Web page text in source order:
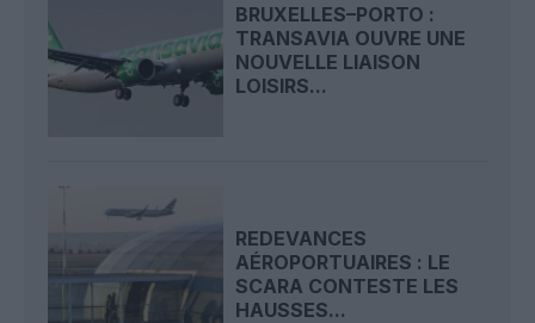
BRUXELLES–PORTO :
TRANSAVIA OUVRE UNE
NOUVELLE LIAISON
LOISIRS...
REDEVANCES
AÉROPORTUAIRES : LE
SCARA CONTESTE LES
HAUSSES...